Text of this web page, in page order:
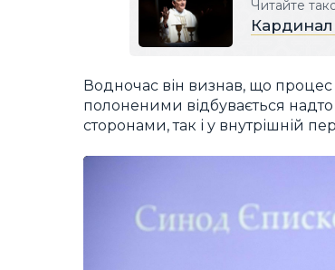
Читайте
Водночас він визнав, що процес
полоненими відбувається надто
сторонами, так і у внутрішній